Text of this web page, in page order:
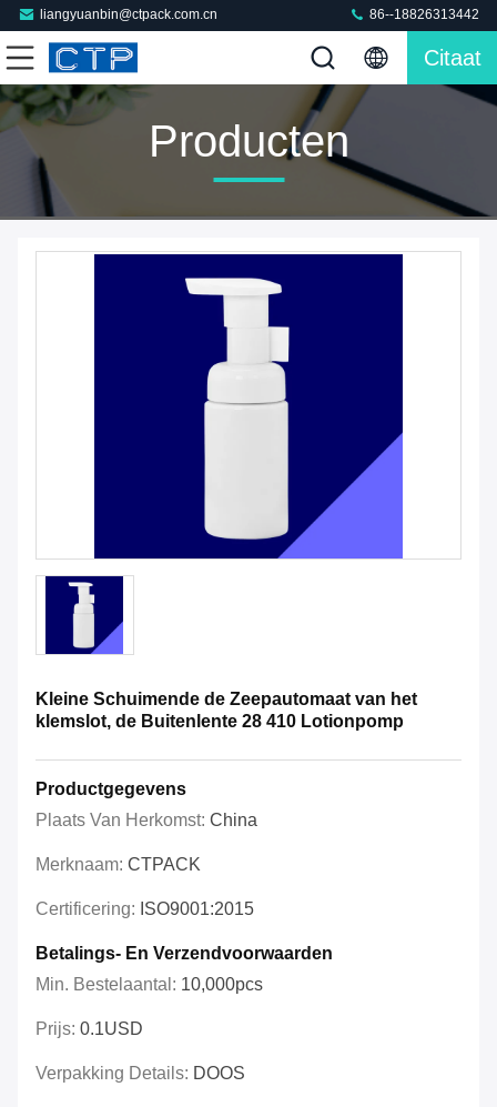
liangyuanbin@ctpack.com.cn 86--18826313442
Citaat
Producten
Kleine Schuimende de Zeepautomaat van het
klemslot, de Buitenlente 28 410 Lotionpomp
Productgegevens
Plaats Van Herkomst: China
Merknaam: CTPACK
Certificering: ISO9001:2015
Betalings- En Verzendvoorwaarden
Min. Bestelaantal: 10,000pcs
Prijs: 0.1USD
Verpakking Details: DOOS